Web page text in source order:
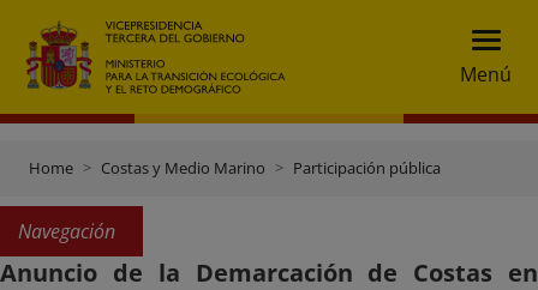
Menú
Home Costas y Medio Marino Participación pública
Navegación
Anuncio de la Demarcación de Costas en